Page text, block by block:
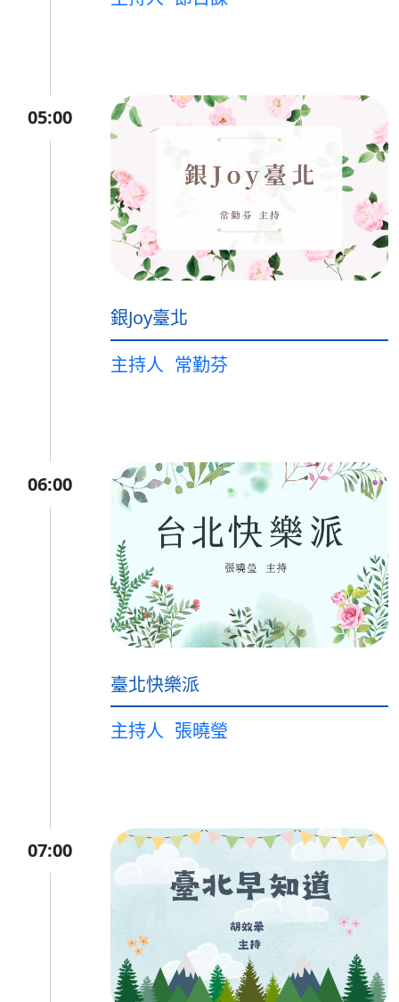
05:00
銀Joy臺北
主持人 常勤芬
06:00
臺北快樂派
主持人 張曉瑩
07:00